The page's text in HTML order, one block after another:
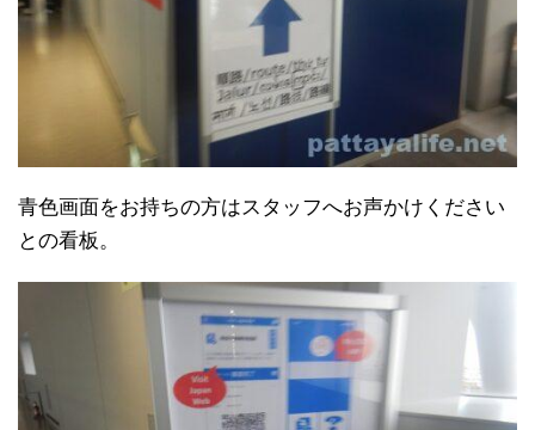
青色画面をお持ちの方はスタッフへお声かけください
との看板。